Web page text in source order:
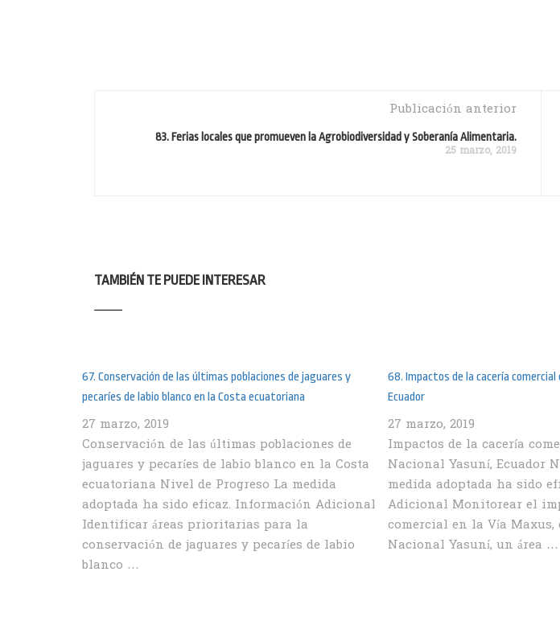
Publicación anterior
83. Ferias locales que promueven la Agrobiodiversidad y Soberanía Alimentaria.
25 marzo, 2019
TAMBIÉN TE PUEDE INTERESAR
67. Conservación de las últimas poblaciones de jaguares y
pecaríes de labio blanco en la Costa ecuatoriana
27 marzo, 2019
Conservación de las últimas poblaciones de
jaguares y pecaríes de labio blanco en la Costa
ecuatoriana Nivel de Progreso La medida
adoptada ha sido eficaz. Información Adicional
Identificar áreas prioritarias para la
conservación de jaguares y pecaríes de labio
blanco …
68. Impactos de la cacería comercial
Ecuador
27 marzo, 2019
Impactos de la cacería
Nacional Yasuní, Ecuador
medida adoptada ha sido
Adicional Monitorear el
comercial en la Vía Maxus,
Nacional Yasuní, un área …